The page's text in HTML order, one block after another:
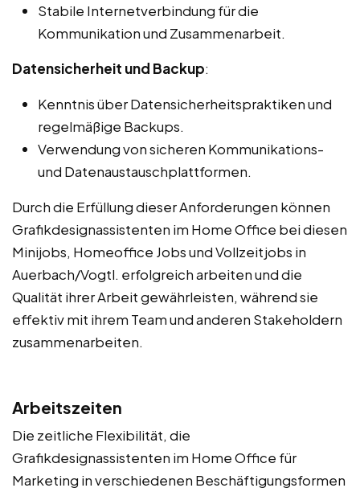
Stabile Internetverbindung für die
Kommunikation und Zusammenarbeit.
Datensicherheit und Backup:
Kenntnis über Datensicherheitspraktiken und
regelmäßige Backups.
Verwendung von sicheren Kommunikations-
und Datenaustauschplattformen.
Durch die Erfüllung dieser Anforderungen können
Grafikdesignassistenten im Home Office bei diesen
Minijobs, Homeoffice Jobs und Vollzeitjobs in
Auerbach/Vogtl. erfolgreich arbeiten und die
Qualität ihrer Arbeit gewährleisten, während sie
effektiv mit ihrem Team und anderen Stakeholdern
zusammenarbeiten.
Arbeitszeiten
Die zeitliche Flexibilität, die
Grafikdesignassistenten im Home Office für
Marketing in verschiedenen Beschäftigungsformen